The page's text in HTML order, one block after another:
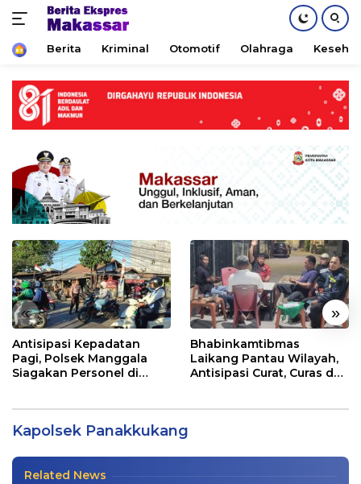
content
HomeBerita Kriminal Otomotif Olahraga
« »
Antisipasi Kepadatan
Pagi, Polsek Manggala
Siagakan Personel di
Bhabinkamtibmas
Laikang Pantau Wilayah,
Antisipasi Curat, Curas dan
Kapolsek Panakkukang
Kapolsek Panakkukang
Berita|September 22, 2025
Related News